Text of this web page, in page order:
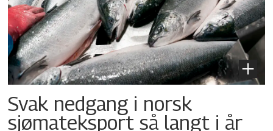
Svak nedgang i norsk
sjømateksport så langt i år